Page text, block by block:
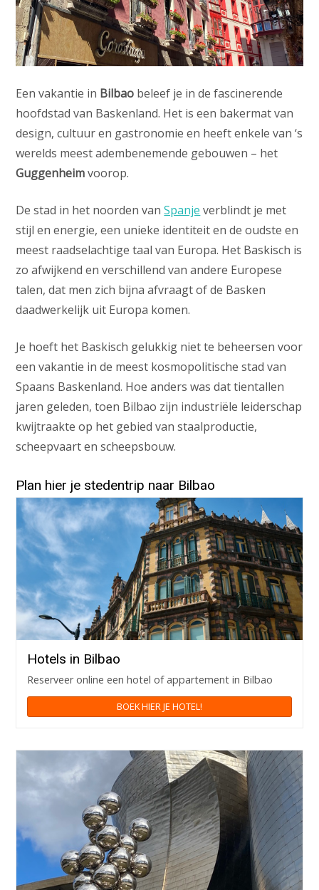
Een vakantie in Bilbao beleef je in de fascinerende
hoofdstad van Baskenland. Het is een bakermat van
design, cultuur en gastronomie en heeft enkele van ‘s
werelds meest adembenemende gebouwen – het
Guggenheimvoorop.
De stad in het noorden vanSpanje verblindt je met
stijl en energie, een unieke identiteit en de oudste en
meest raadselachtige taal van Europa. Het Baskisch is
zo afwijkend en verschillend van andere Europese
talen, dat men zich bijna afvraagt of de Basken
daadwerkelijk uit Europa komen.
Je hoeft het Baskisch gelukkig niet te beheersen voor
een vakantie in de meest kosmopolitische stad van
Spaans Baskenland. Hoe anders was dat tientallen
jaren geleden, toen Bilbao zijn industriële leiderschap
kwijtraakte op het gebied van staalproductie,
scheepvaart en scheepsbouw.
Plan hier je stedentrip naar Bilbao
Hotels in Bilbao
Reserveer online een hotel of appartement in Bilbao
BOEK HIER JE HOTEL!